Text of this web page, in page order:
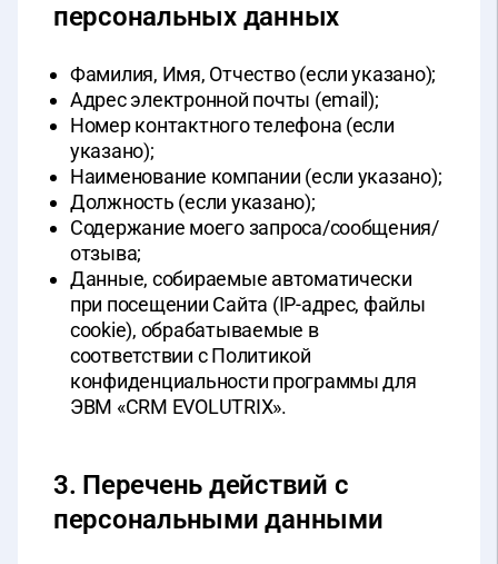
персональных данных
Фамилия, Имя, Отчество (если указано);
Адрес электронной почты (email);
Номер контактного телефона (если
указано);
Наименование компании (если указано);
Должность (если указано);
Содержание моего запроса/сообщения/
отзыва;
Данные, собираемые автоматически
при посещении Сайта (IP-адрес, файлы
cookie), обрабатываемые в
соответствии с Политикой
конфиденциальности программы для
ЭВМ «CRM EVOLUTRIX».
3. Перечень действий с
персональными данными